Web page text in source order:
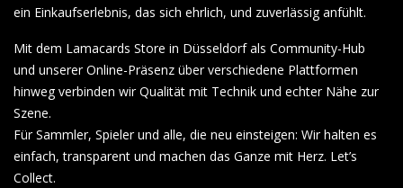
ein Einkaufserlebnis, das sich ehrlich, und zuverlässig anfühlt.
Mit dem Lamacards Store in Düsseldorf als Community-Hub
und unserer Online-Präsenz über verschiedene Plattformen
hinweg verbinden wir Qualität mit Technik und echter Nähe zur
Szene.
Für Sammler, Spieler und alle, die neu einsteigen: Wir halten es
einfach, transparent und machen das Ganze mit Herz. Let’s
Collect.